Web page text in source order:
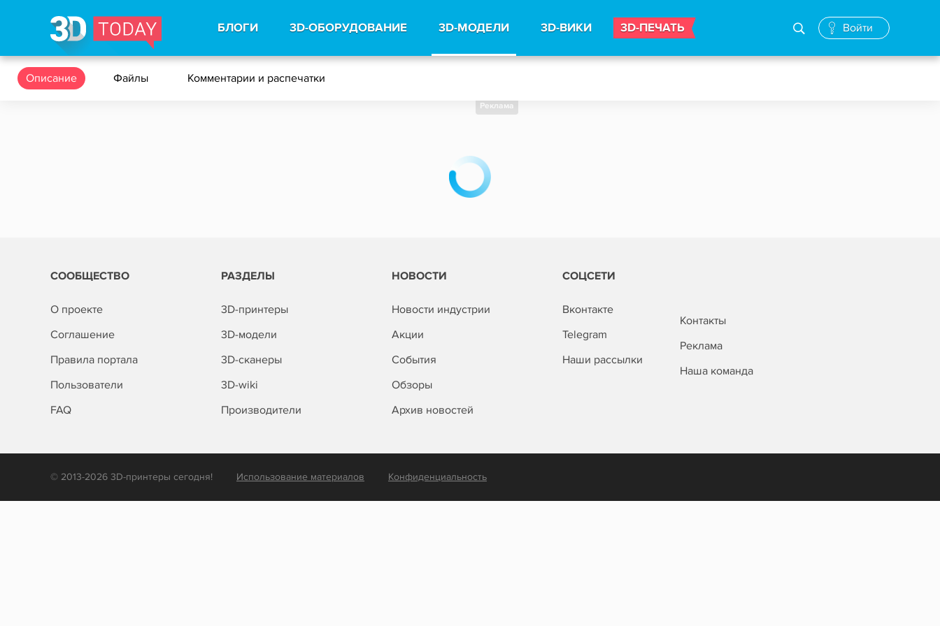
БЛОГИ 3D-ОБОРУДОВАНИЕ 3D-МОДЕЛИ 3D-ВИКИ 3D-ПЕЧАТЬ Войти
Описание Файлы Комментарии и распечатки
Реклама
СООБЩЕСТВО
О проекте
Соглашение
Правила портала
Пользователи
FAQ
РАЗДЕЛЫ
3D-принтеры
3D-модели
3D-сканеры
3D-wiki
Производители
НОВОСТИ
Новости индустрии
Акции
События
Обзоры
Архив новостей
СОЦСЕТИ
Вконтакте
Telegram
Наши рассылки
Контакты
Реклама
Наша команда
© 2013-2026 3D-принтеры сегодня! Использование материалов Конфиденциальность